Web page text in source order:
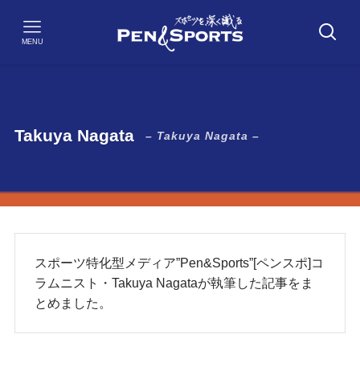
MENU
Takuya Nagata – Takuya Nagata –
スポーツ特化型メディア”Pen&Sports”[ペンスポ]コ
ラムニスト・Takuya Nagataが執筆した記事をま
とめました。